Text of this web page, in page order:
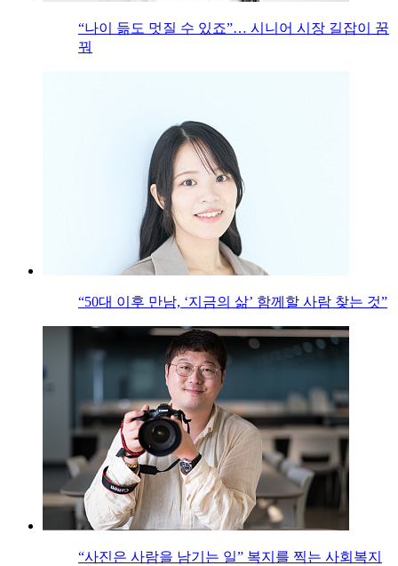
“나이 듦도 멋질 수 있죠”… 시니어 시장 길잡이 꿈
꿔
“50대 이후 만남, ‘지금의 삶’ 함께할 사람 찾는 것”
“사진은 사람을 남기는 일” 복지를 찍는 사회복지